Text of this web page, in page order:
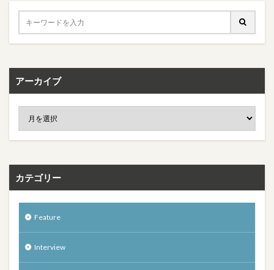
アーカイブ
カテゴリー
Feature
Interview